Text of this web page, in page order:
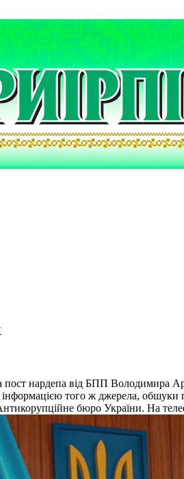
нардепа від БПП Володимира
інформацією того ж джерела,
бюро України. На